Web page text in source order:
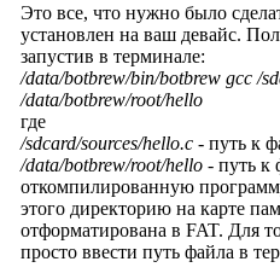
Это все, что нужно было
установлен на ваш девайс.
запустив в терминале:
/data/botbrew/bin/botbrew gcc /
/data/botbrew/root/hello
где
/sdcard/sources/hello.c- путь к
/data/botbrew/root/hello- путь к
откомпилированную
этого директорию на карте
отформатирована в FAT. Для
просто ввести путь файла в